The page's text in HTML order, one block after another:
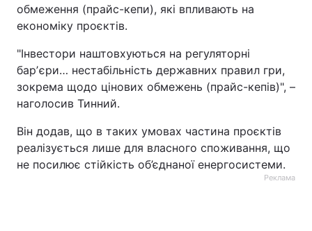
обмеження (прайс-кепи), які впливають на
економіку проєктів.
"Інвестори наштовхуються на регуляторні
барʼєри… нестабільність державних правил гри,
зокрема щодо цінових обмежень (прайс-кепів)", –
наголосив Тинний.
Він додав, що в таких умовах частина проєктів
реалізується лише для власного споживання, що
не посилює стійкість об’єднаної енергосистеми.
Реклама